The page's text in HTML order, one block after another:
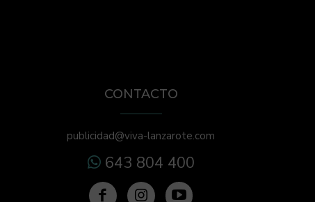
CONTACTO
publicidad@viva-lanzarote.com
643 804 400